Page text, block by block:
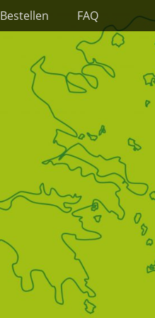
Bestellen FAQ